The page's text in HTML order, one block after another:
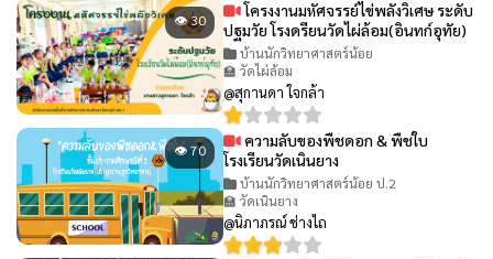
👁 30
โครงงานมหัศจรรย์ไข่พลังวิเศษ ระดับ
ปฐมวัย โรงดรียนวัดไผ่ล้อม(อินทก์อุทัย)
บ้านนักวิทยาศาสตร์น้อย
🏫 วัดไผ่ล้อม
@สุกานดา ใจกล้า
👁 70
ความลับของพืชดอก & พืชใบ
โรงเรียนวัดเนินยาง
บ้านนักวิทยาศาสตร์น้อย ป.2
🏫 วัดเนินยาง
@นิภาภรณ์ ช่างไถ